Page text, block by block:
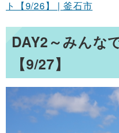
ト【9/26】 | 釜石市
DAY2～みんな
【9/27】